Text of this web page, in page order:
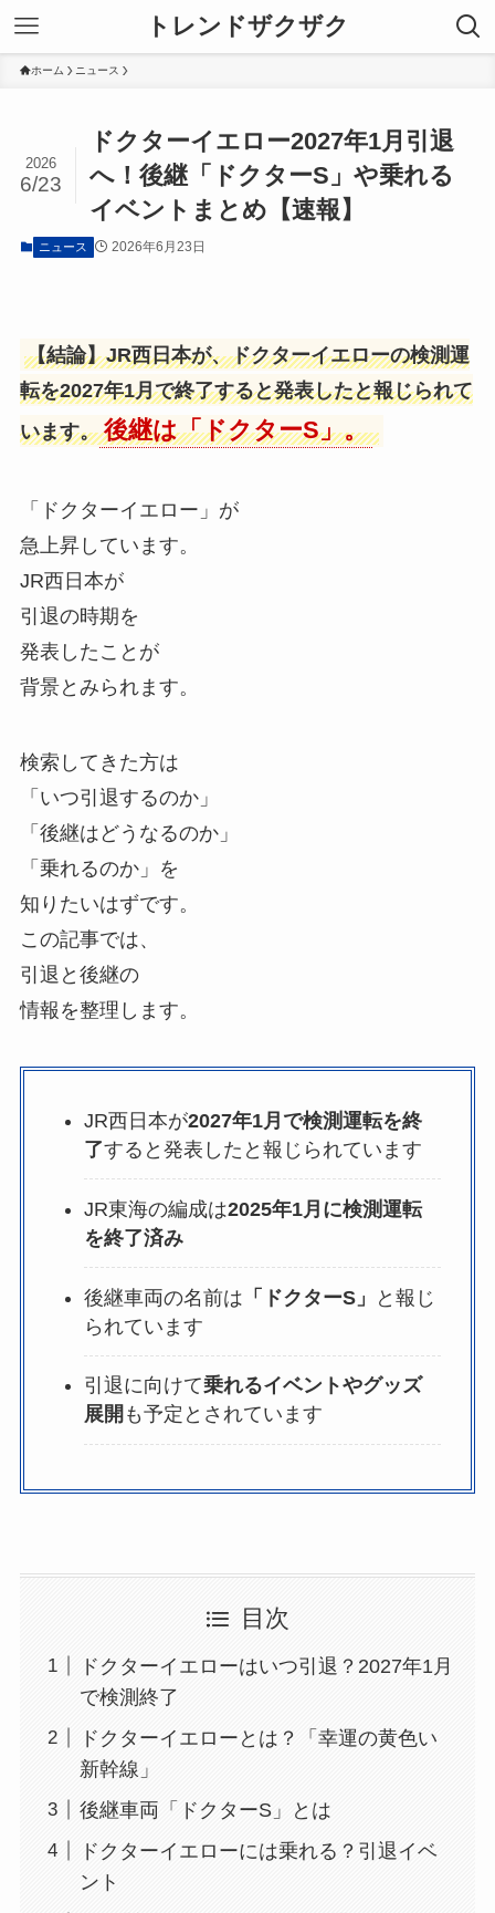
トレンドザクザク
ホーム ニュース
ドクターイエロー2027年1月引退
へ！後継「ドクターS」や乗れる
イベントまとめ【速報】
2026
6/23
ニュース 2026年6月23日
【結論】JR西日本が、ドクターイエローの検測運
転を2027年1月で終了すると発表したと報じられて
います。 後継は「ドクターS」。
「ドクターイエロー」が
急上昇しています。
JR西日本が
引退の時期を
発表したことが
背景とみられます。
検索してきた方は
「いつ引退するのか」
「後継はどうなるのか」
「乗れるのか」を
知りたいはずです。
この記事では、
引退と後継の
情報を整理します。
JR西日本が2027年1月で検測運転を終
了すると発表したと報じられています
JR東海の編成は2025年1月に検測運転
を終了済み
後継車両の名前は 「ドクターS」
と報じ
られています
引退に向けて乗れるイベントやグッズ
展開 も予定とされています
目次
ドクターイエローはいつ引退？2027年1月
で検測終了
ドクターイエローとは？「幸運の黄色い
新幹線」
後継車両「ドクターS」とは
ドクターイエローには乗れる？引退イベ
ント